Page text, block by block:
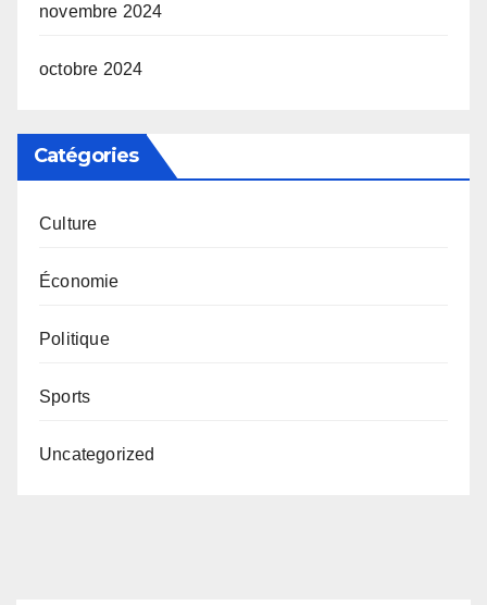
novembre 2024
octobre 2024
Catégories
Culture
Économie
Politique
Sports
Uncategorized